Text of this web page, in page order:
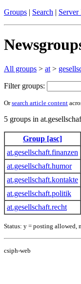
Groups | Search |
All groups > at >
Filter groups:
Orsearch article content
5 groups in
Group [asc]
at.gesellschaft.finanzen
at.gesellschaft.humor
at.gesellschaft.kontakte
at.gesellschaft.politik
at.gesellschaft.recht
Status: y = posting allowed,
csiph-web